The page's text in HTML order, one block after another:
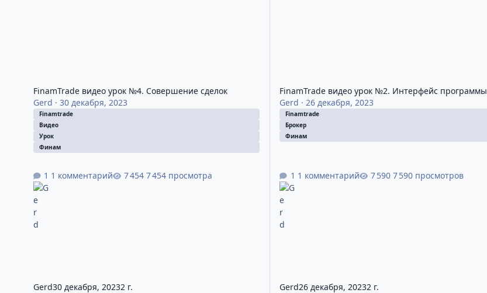
FinamTrade видео урок №4. Совершение сделок
Gerd · 30 декабря, 2023
Finamtrade
Видео
Урок
Финам
1 комментарий 7 454 просмотра
Gerd30 декабря, 20232 г.
FinamTrade видео урок №2. Интерфейс программы
Gerd ·26 декабря, 2023
Finamtrade
Брокер
Финам
1 комментарий 7 590 просмотров
Gerd26 декабря, 20232 г.